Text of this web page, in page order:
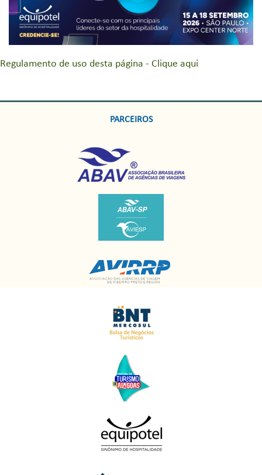
Regulamento de uso desta página - Clique aqui
PARCEIROS